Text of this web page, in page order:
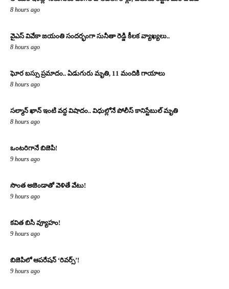
8 hours ago
వైఎస్ వివేకా జయంతి సందర్భంగా సునీతా రెడ్డి కీలక వ్యాఖ్యలు..
8 hours ago
ఘోర బస్సు ప్రమాదం.. ఏడుగురు మృతి, 11 మందికి గాయాలు
8 hours ago
సల్మాన్ ఖాన్ ఇంటి వద్ద విషాదం.. విధుల్లోనే పోలీస్ కానిస్టేబుల్ మృతి
8 hours ago
ఒంటరిగానే బిజెపి!
9 hours ago
సొంత అజెండాతో వెళితే వేటు!
9 hours ago
కవిత బిసి వ్యూహం!
9 hours ago
బిజెపిలో ఆపరేషన్ ‘రివర్స్’!
9 hours ago